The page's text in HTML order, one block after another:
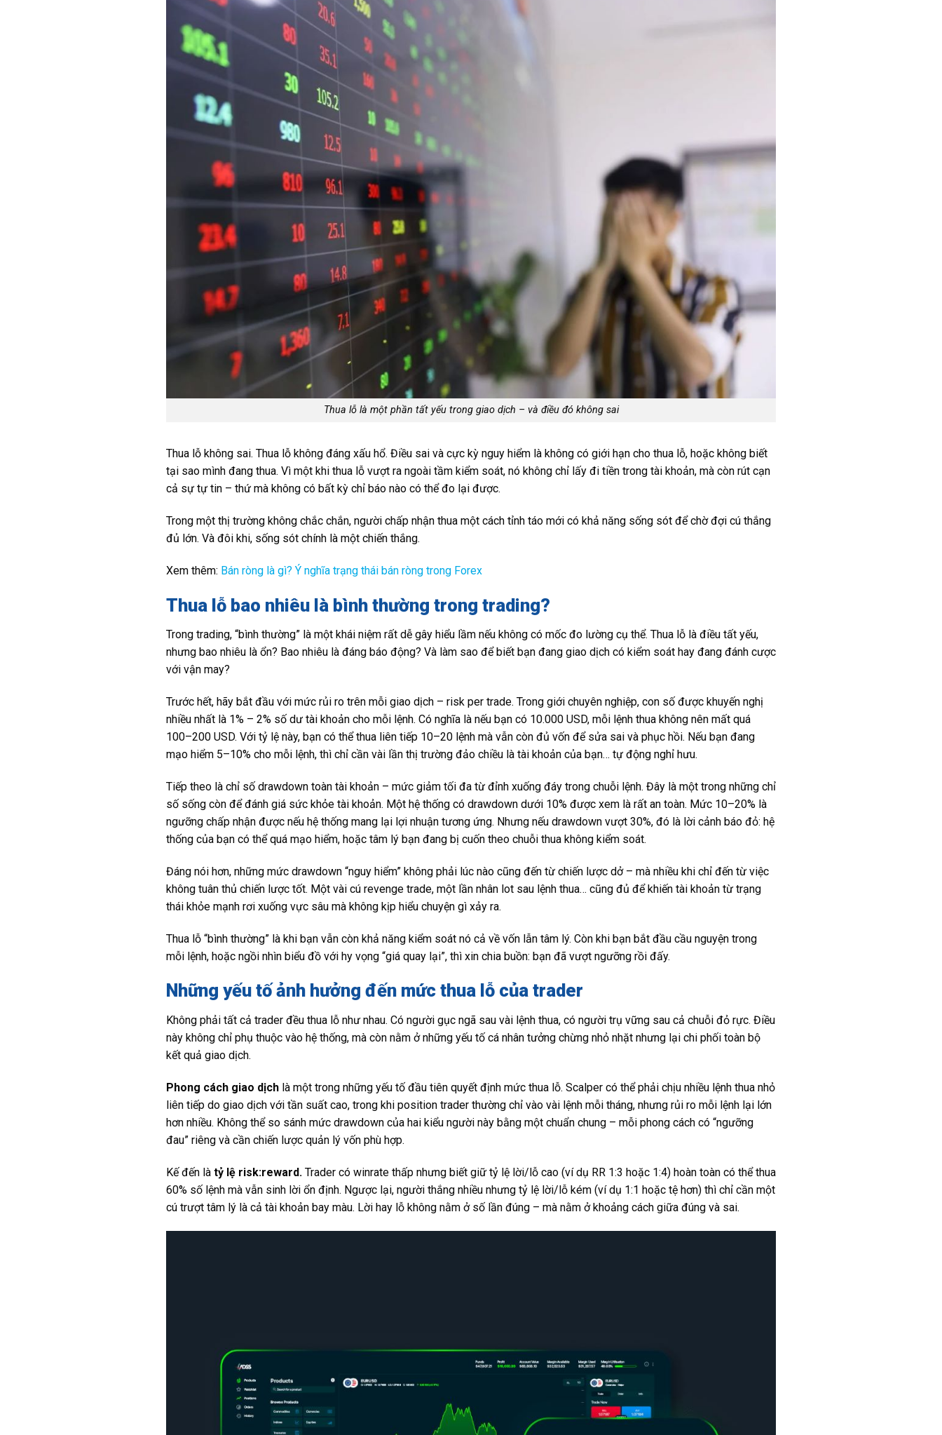
Thua lỗ là một phần tất yếu trong giao dịch – và điều đó không sai
Thua lỗ không sai. Thua lỗ không đáng xấu hổ. Điều sai và cực kỳ nguy hiểm là không có giới hạn cho thua lỗ, hoặc không biết
tại sao mình đang thua. Vì một khi thua lỗ vượt ra ngoài tầm kiểm soát, nó không chỉ lấy đi tiền trong tài khoản, mà còn rút cạn
cả sự tự tin – thứ mà không có bất kỳ chỉ báo nào có thể đo lại được.
Trong một thị trường không chắc chắn, người chấp nhận thua một cách tỉnh táo mới có khả năng sống sót để chờ đợi cú thắng
đủ lớn. Và đôi khi, sống sót chính là một chiến thắng.
Xem thêm: Bán ròng là gì? Ý nghĩa trạng thái bán ròng trong Forex
Thua lỗ bao nhiêu là bình thường trong trading?
Trong trading, “bình thường” là một khái niệm rất dễ gây hiểu lầm nếu không có mốc đo lường cụ thể. Thua lỗ là điều tất yếu,
nhưng bao nhiêu là ổn? Bao nhiêu là đáng báo động? Và làm sao để biết bạn đang giao dịch có kiểm soát hay đang đánh cược
với vận may?
Trước hết, hãy bắt đầu với mức rủi ro trên mỗi giao dịch – risk per trade. Trong giới chuyên nghiệp, con số được khuyến nghị
nhiều nhất là 1% – 2% số dư tài khoản cho mỗi lệnh. Có nghĩa là nếu bạn có 10.000 USD, mỗi lệnh thua không nên mất quá
100–200 USD. Với tỷ lệ này, bạn có thể thua liên tiếp 10–20 lệnh mà vẫn còn đủ vốn để sửa sai và phục hồi. Nếu bạn đang
mạo hiểm 5–10% cho mỗi lệnh, thì chỉ cần vài lần thị trường đảo chiều là tài khoản của bạn… tự động nghỉ hưu.
Tiếp theo là chỉ số drawdown toàn tài khoản – mức giảm tối đa từ đỉnh xuống đáy trong chuỗi lệnh. Đây là một trong những chỉ
số sống còn để đánh giá sức khỏe tài khoản. Một hệ thống có drawdown dưới 10% được xem là rất an toàn. Mức 10–20% là
ngưỡng chấp nhận được nếu hệ thống mang lại lợi nhuận tương ứng. Nhưng nếu drawdown vượt 30%, đó là lời cảnh báo đỏ: hệ
thống của bạn có thể quá mạo hiểm, hoặc tâm lý bạn đang bị cuốn theo chuỗi thua không kiểm soát.
Đáng nói hơn, những mức drawdown “nguy hiểm” không phải lúc nào cũng đến từ chiến lược dở – mà nhiều khi chỉ đến từ việc
không tuân thủ chiến lược tốt. Một vài cú revenge trade, một lần nhân lot sau lệnh thua… cũng đủ để khiến tài khoản từ trạng
thái khỏe mạnh rơi xuống vực sâu mà không kịp hiểu chuyện gì xảy ra.
Thua lỗ “bình thường” là khi bạn vẫn còn khả năng kiểm soát nó cả về vốn lẫn tâm lý. Còn khi bạn bắt đầu cầu nguyện trong
mỗi lệnh, hoặc ngồi nhìn biểu đồ với hy vọng “giá quay lại”, thì xin chia buồn: bạn đã vượt ngưỡng rồi đấy.
Những yếu tố ảnh hưởng đến mức thua lỗ của trader
Không phải tất cả trader đều thua lỗ như nhau. Có người gục ngã sau vài lệnh thua, có người trụ vững sau cả chuỗi đỏ rực. Điều
này không chỉ phụ thuộc vào hệ thống, mà còn nằm ở những yếu tố cá nhân tưởng chừng nhỏ nhặt nhưng lại chi phối toàn bộ
kết quả giao dịch.
Phong cách giao dịch là một trong những yếu tố đầu tiên quyết định mức thua lỗ. Scalper có thể phải chịu nhiều lệnh thua nhỏ
liên tiếp do giao dịch với tần suất cao, trong khi position trader thường chỉ vào vài lệnh mỗi tháng, nhưng rủi ro mỗi lệnh lại lớn
hơn nhiều. Không thể so sánh mức drawdown của hai kiểu người này bằng một chuẩn chung – mỗi phong cách có “ngưỡng
đau” riêng và cần chiến lược quản lý vốn phù hợp.
Kế đến là tỷ lệ risk:reward. Trader có winrate thấp nhưng biết giữ tỷ lệ lời/lỗ cao (ví dụ RR 1:3 hoặc 1:4) hoàn toàn có thể thua
60% số lệnh mà vẫn sinh lời ổn định. Ngược lại, người thắng nhiều nhưng tỷ lệ lời/lỗ kém (ví dụ 1:1 hoặc tệ hơn) thì chỉ cần một
cú trượt tâm lý là cả tài khoản bay màu. Lời hay lỗ không nằm ở số lần đúng – mà nằm ở khoảng cách giữa đúng và sai.